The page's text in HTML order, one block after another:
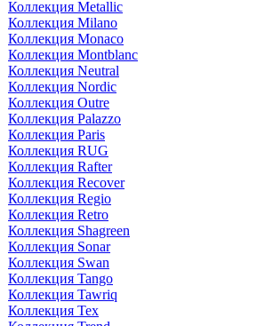
Коллекция Metallic
Коллекция Milano
Коллекция Monaco
Коллекция Montblanc
Коллекция Neutral
Коллекция Nordic
Коллекция Outre
Коллекция Palazzo
Коллекция Paris
Коллекция RUG
Коллекция Rafter
Коллекция Recover
Коллекция Regio
Коллекция Retro
Коллекция Shagreen
Коллекция Sonar
Коллекция Swan
Коллекция Tango
Коллекция Tawriq
Коллекция Tex